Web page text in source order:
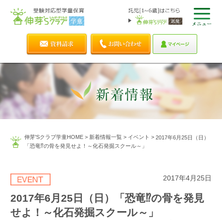
伸芽'Sクラブ学童HOME> 新着情報一覧> イベント > 2017年6月25日（日）
「恐竜⁉の骨を発見せよ！～化石発掘スクール～」
2017年4月25日
2017年6月25日（日）「恐竜⁉の骨を発見
せよ！～化石発掘スクール～」